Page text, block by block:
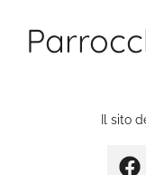
Il sito